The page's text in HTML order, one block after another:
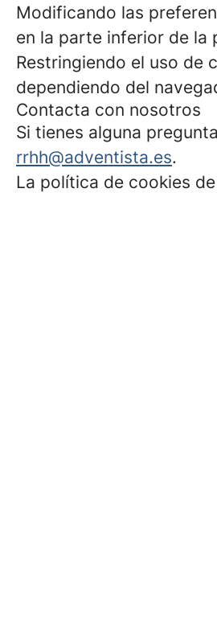
Modificando las
en la parte inferior de la
Restringiendo el uso de
dependiendo del
Contacta con nosotros
Si tienes alguna
rrhh@adventista.es.
La política de cookies